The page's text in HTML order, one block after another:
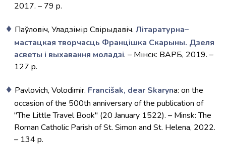
2017. – 79 p.
Паўловіч, Уладзімір Свірыдавіч. Літаратурна–
мастацкая творчасць Францішка Скарыны. Дзеля
асветы і выхавання моладзі. – Мінск: ВАРБ, 2019. –
127 p.
Pavlovich, Volodimir. Francišak, dear Skaryna: on the
occasion of the 500th anniversary of the publication of
"The Little Travel Book" (20 January 1522). – Minsk: The
Roman Catholic Parish of St. Simon and St. Helena, 2022.
– 134 p.